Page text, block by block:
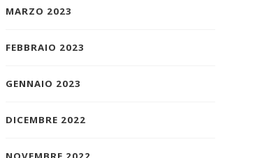
MARZO 2023
FEBBRAIO 2023
GENNAIO 2023
DICEMBRE 2022